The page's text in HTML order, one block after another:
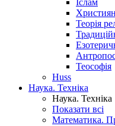
Іслам
Теорія
Теософія
Huss
Наука. Техніка
Наука. Техніка
Показати всі
Математика.